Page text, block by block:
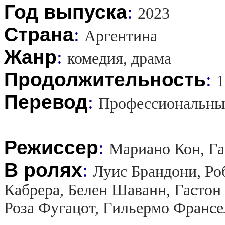
Год выпуска: 2023
Страна: Аргентина
Жанр: комедия, драма
Продолжительность:
Перевод:
Режиссер: Мариано Кон,
В ролях: Луис Брандони,
Кабрера, Белен Шаванн,
Роза Фугацот, Гильермо